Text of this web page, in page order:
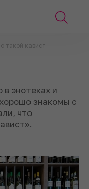
такой кавист
энотеках и
знакомы с
что